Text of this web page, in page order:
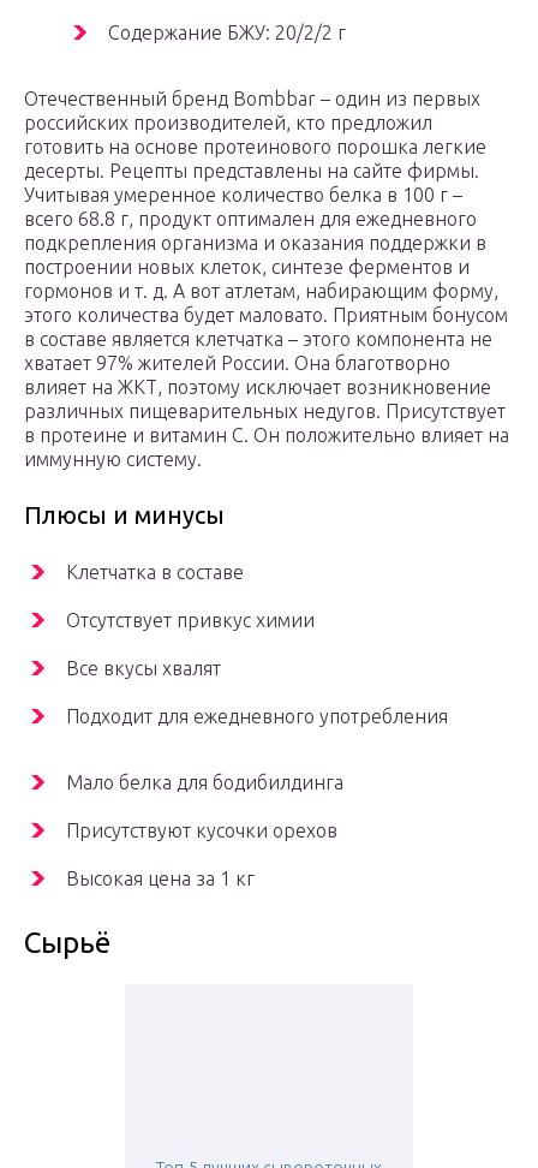
Содержание БЖУ: 20/2/2 г
Отечественный бренд Bombbar – один из первых
российских производителей, кто предложил
готовить на основе протеинового порошка легкие
десерты. Рецепты представлены на сайте фирмы.
Учитывая умеренное количество белка в 100 г –
всего 68.8 г, продукт оптимален для ежедневного
подкрепления организма и оказания поддержки в
построении новых клеток, синтезе ферментов и
гормонов и т. д. А вот атлетам, набирающим форму,
этого количества будет маловато. Приятным бонусом
в составе является клетчатка – этого компонента не
хватает 97% жителей России. Она благотворно
влияет на ЖКТ, поэтому исключает возникновение
различных пищеварительных недугов. Присутствует
в протеине и витамин С. Он положительно влияет на
иммунную систему.
Плюсы и минусы
Клетчатка в составе
Отсутствует привкус химии
Все вкусы хвалят
Подходит для ежедневного употребления
Мало белка для бодибилдинга
Присутствуют кусочки орехов
Высокая цена за 1 кг
Сырьё